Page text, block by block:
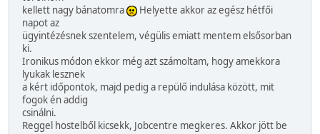
kellett nagy bánatomra
Helyette akkor az egész hétfői
napot az
ügyintézésnek szentelem, végülis emiatt mentem elsősorban
ki.
Ironikus módon ekkor még azt számoltam, hogy amekkora
lyukak lesznek
a kért időpontok, majd pedig a repülő indulása között, mit
fogok én addig
csinálni.
Reggel hostelből kicsekk, Jobcentre megkeres. Akkor jött be